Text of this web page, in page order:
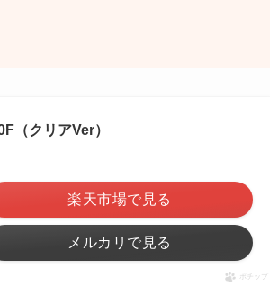
（クリアVer）
楽天市場で見る
メルカリで見る
ポチップ